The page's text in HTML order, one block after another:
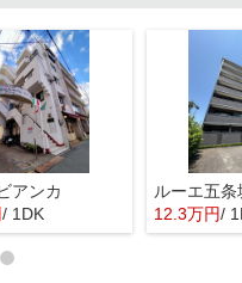
アンカ
/ 1DK
ルーエ五条
12.3万円/